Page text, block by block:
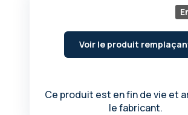
Voir le produit
Ce produit est en fin de vie et
le fabricant.